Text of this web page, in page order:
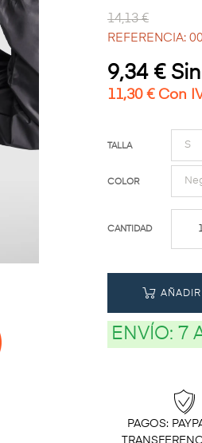
14,13 €
REFERENCIA:
9,34 €
11,30 € Con
TALLA
COLOR
CANTIDAD
ENVÍO: 7
PAGOS: